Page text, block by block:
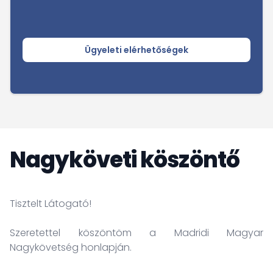
Ügyeleti elérhetőségek
Nagyköveti köszöntő
Tisztelt Látogató!
Szeretettel köszöntöm a Madridi Magyar
Nagykövetség honlapján.